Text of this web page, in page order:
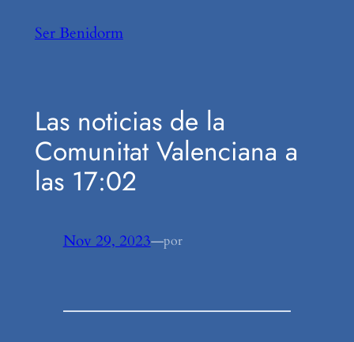
Ser Benidorm
Las noticias de la
Comunitat Valenciana a
las 17:02
Nov 29, 2023—por